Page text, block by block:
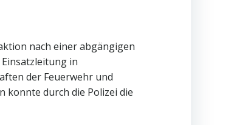
nach einer abgängigen
Einsatzleitung in
der Feuerwehr und
konnte durch die Polizei die